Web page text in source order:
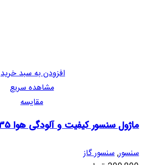
افزودن به سبد خرید
مشاهده سریع
مقایسه
ماژول سنسور کیفیت و آلودگی هوا MQ-135
سنسور,سنسور گاز